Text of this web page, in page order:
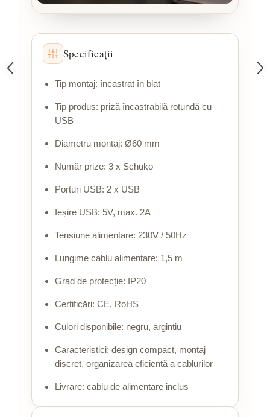
Specificații
Tip montaj: încastrat în blat
Tip produs: priză încastrabilă rotundă cu
USB
Diametru montaj: Ø60 mm
Număr prize: 3 x Schuko
Porturi USB: 2 x USB
Ieșire USB: 5V, max. 2A
Tensiune alimentare: 230V / 50Hz
Lungime cablu alimentare: 1,5 m
Grad de protecție: IP20
Certificări: CE, RoHS
Culori disponibile: negru, argintiu
Caracteristici: design compact, montaj
discret, organizarea eficientă a cablurilor
Livrare: cablu de alimentare inclus